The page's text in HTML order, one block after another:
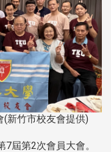
新竹市校友會提供)
屆第2次會員大會。